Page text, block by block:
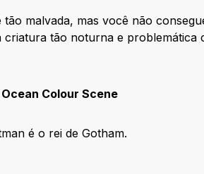
malvada, mas você não
criatura tão noturna e problemática
Colour Scene
é o rei de Gotham.